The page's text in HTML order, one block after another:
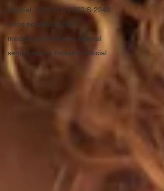
eSocial S-2210 S-2220 S-2240
erros no eSocial SST
medicina do trabalho eSocial
segurança do trabalho eSocial